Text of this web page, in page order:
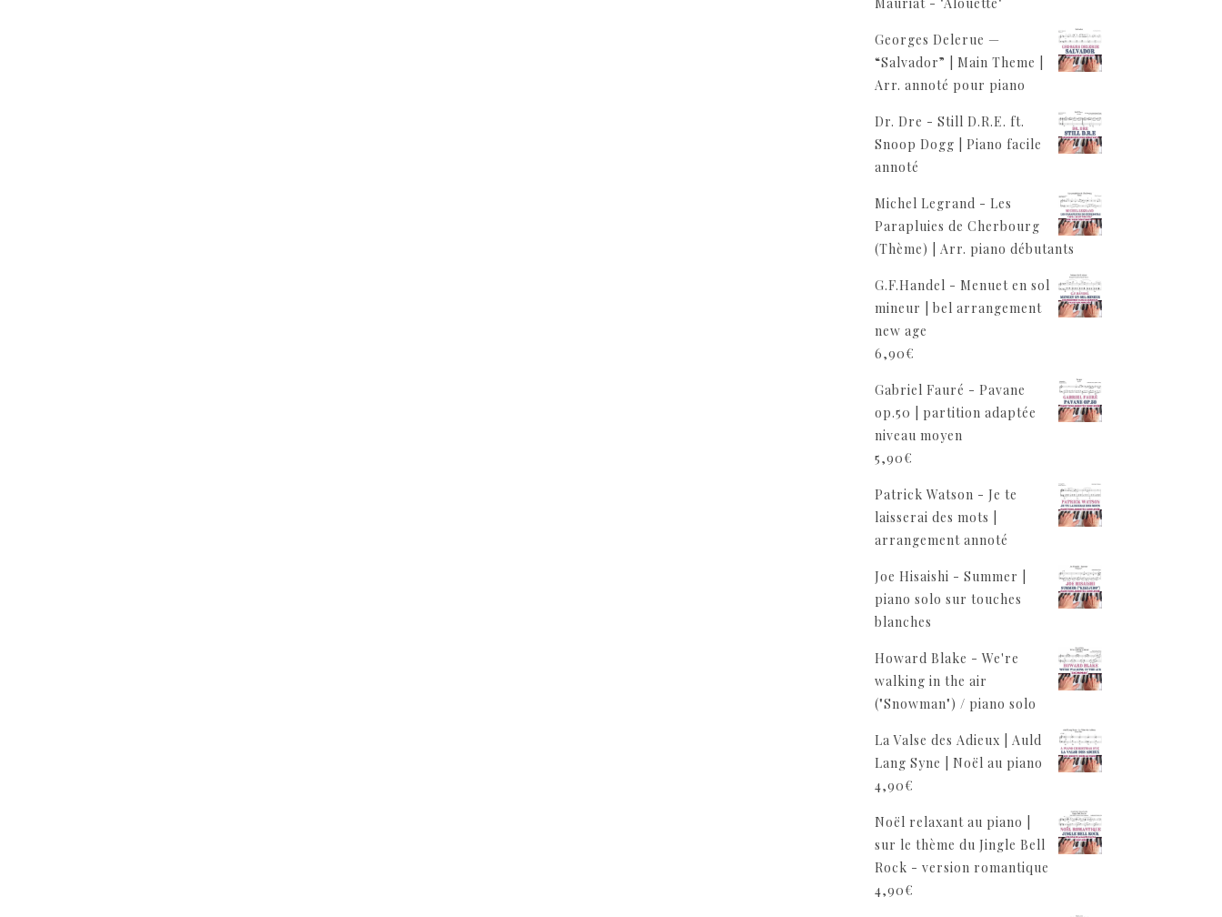
Georges Delerue —
“Salvador” | Main Theme |
Arr. annoté pour piano
Dr. Dre - Still D.R.E. ft.
Snoop Dogg | Piano facile
annoté
Michel Legrand - Les
Parapluies de Cherbourg
(Thème) | Arr. piano débutants
G.F.Handel - Menuet en sol
mineur | bel arrangement
new age
6,90€
Gabriel Fauré - Pavane
op.50 | partition adaptée
niveau moyen
5,90€
Patrick Watson - Je te
laisserai des mots |
arrangement annoté
Joe Hisaishi - Summer |
piano solo sur touches
blanches
Howard Blake - We're
walking in the air
("Snowman") / piano solo
La Valse des Adieux | Auld
Lang Syne | Noël au piano
4,90€
Noël relaxant au piano |
sur le thème du Jingle Bell
Rock - version romantique
4,90€